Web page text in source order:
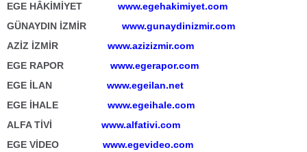
EGE HÂKİMİYET www.egehakimiyet.com
GÜNAYDIN İZMİR www.gunaydinizmir.com
AZİZ İZMİR www.azizizmir.com
EGE RAPOR www.egerapor.com
EGE İLAN www.egeilan.net
EGE İHALE www.egeihale.com
ALFA TİVİ www.alfativi.com
EGE VİDEO www.egevideo.com